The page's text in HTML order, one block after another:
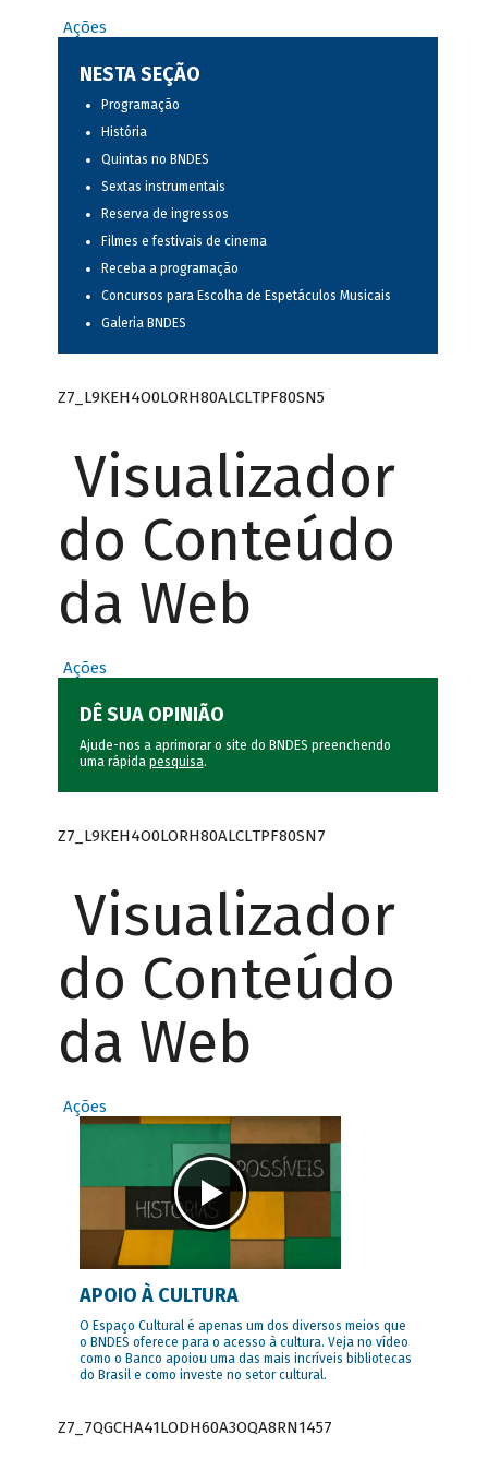
Ações
NESTA SEÇÃO
Programação
História
Quintas no BNDES
Sextas instrumentais
Reserva de ingressos
Filmes e festivais de cinema
Receba a programação
Concursos para Escolha de Espetáculos Musicais
Galeria BNDES
Z7_L9KEH4O0LORH80ALCLTPF80SN5
Visualizador
do Conteúdo
da Web
Ações
DÊ SUA OPINIÃO
Ajude-nos a aprimorar o site do BNDES preenchendo
uma rápida pesquisa.
Z7_L9KEH4O0LORH80ALCLTPF80SN7
Visualizador
do Conteúdo
da Web
Ações
APOIO À CULTURA
O Espaço Cultural é apenas um dos diversos meios que
o BNDES oferece para o acesso à cultura. Veja no vídeo
como o Banco apoiou uma das mais incríveis bibliotecas
do Brasil e como investe no setor cultural.
Z7_7QGCHA41LODH60A3OQA8RN1457